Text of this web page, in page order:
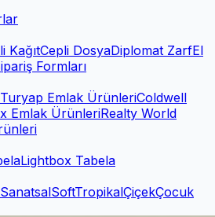
KağıtCepli DosyaDiplomat ZarfEl
Formları
Turyap Emlak ÜrünleriColdwell
Emlak ÜrünleriRealty World
Lightbox Tabela
SanatsalSoftTropikalÇiçekÇocuk